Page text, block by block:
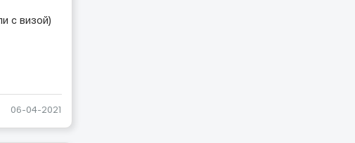
с визой)
06-04-2021